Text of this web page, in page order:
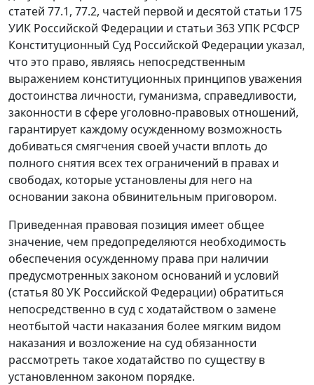
статей 77.1, 77.2, частей первой и десятой статьи 175
УИК Российской Федерации и статьи 363 УПК РСФСР
Конституционный Суд Российской Федерации указал,
что это право, являясь непосредственным
выражением конституционных принципов уважения
достоинства личности, гуманизма, справедливости,
законности в сфере уголовно-правовых отношений,
гарантирует каждому осужденному возможность
добиваться смягчения своей участи вплоть до
полного снятия всех тех ограничений в правах и
свободах, которые установлены для него на
основании закона обвинительным приговором.
Приведенная правовая позиция имеет общее
значение, чем предопределяются необходимость
обеспечения осужденному права при наличии
предусмотренных законом оснований и условий
(статья 80УК Российской Федерации) обратиться
непосредственно в суд с ходатайством о замене
неотбытой части наказания более мягким видом
наказания и возложение на суд обязанности
рассмотреть такое ходатайство по существу в
установленном законом порядке.